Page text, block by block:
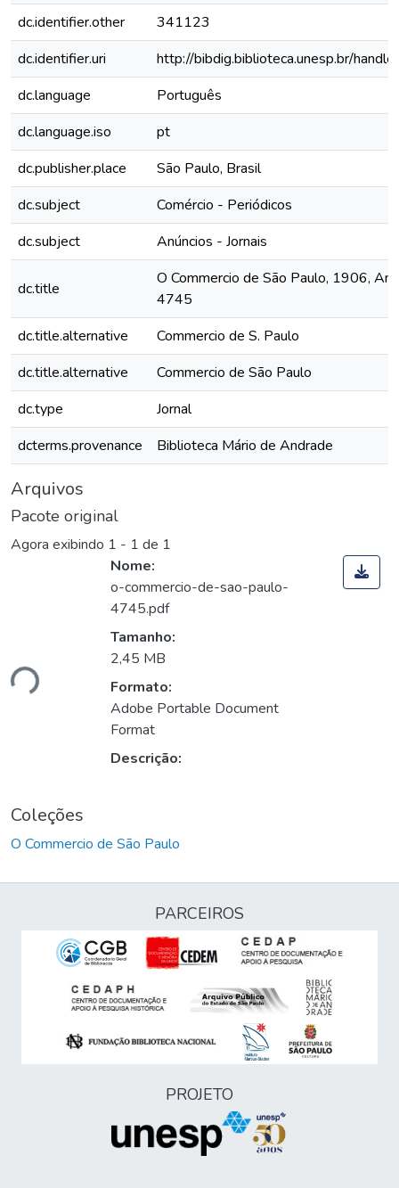
dc.identifier.other
341123
dc.identifier.uri
http://bibdig.biblioteca.unesp.br/
dc.language
Português
dc.language.iso
pt
dc.publisher.place
São Paulo, Brasil
dc.subject
Comércio - Periódicos
dc.subject
Anúncios - Jornais
dc.title
O Commercio de São Paulo, 1906,
4745
dc.title.alternative
Commercio de S. Paulo
dc.title.alternative
Commercio de São Paulo
dc.type
Jornal
dcterms.provenance
Biblioteca Mário de Andrade
Arquivos
Pacote original
Agora exibindo 1 - 1 de 1
Nome:
o-commercio-de-sao-paulo-
4745.pdf
Tamanho:
2,45 MB
Formato:
Adobe Portable Document
Format
Descrição:
Coleções
O Commercio de São Paulo
PARCEIROS
PROJETO